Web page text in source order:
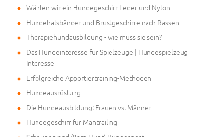
Wählen wir ein Hundegeschirr Leder und Nylon
Hundehalsbänder und Brustgeschirre nach Rassen
Therapiehundausbildung - wie muss sie sein?
Das Hundeinteresse für Spielzeuge | Hundespielzeug
Interesse
Erfolgreiche Apportiertraining-Methoden
Hundeausrüstung
Die Hundeausbildung: Frauen vs. Männer
Hundegeschirr für Mantrailing